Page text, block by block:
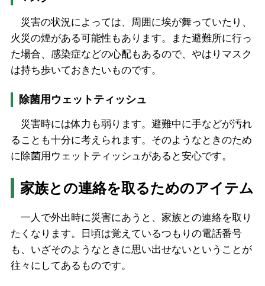
災害の状況によっては、周囲に埃が舞っていたり、
火災の煙がある可能性もあります。また避難所に行っ
た場合、感染症などの心配もあるので、やはりマスク
は持ち歩いておきたいものです。
除菌用ウェットティッシュ
災害時には体力も弱ります。避難中に手などが汚れ
ることも十分に考えられます。そのようなときのため
に除菌用ウェットティッシュがあると安心です。
家族との連絡を取るためのアイテム
一人で外出時に災害にあうと、家族との連絡を取り
たくなります。日頃は覚えているつもりの電話番号
も、いざそのようなときに思い出せないということが
往々にしてあるものです。